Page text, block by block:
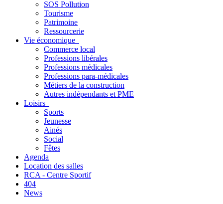
SOS Pollution
Tourisme
Patrimoine
Ressourcerie
Vie économique
Commerce local
Professions libérales
Professions médicales
Professions para-médicales
Métiers de la construction
Autres indépendants et PME
Loisirs
Sports
Jeunesse
Ainés
Social
Fêtes
Agenda
Location des salles
RCA - Centre Sportif
404
News